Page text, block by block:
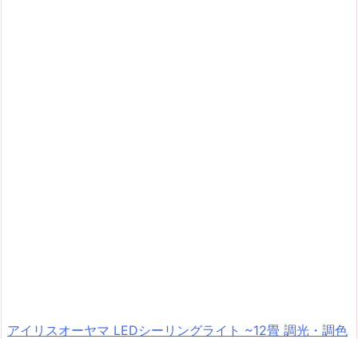
アイリスオーヤマ LEDシーリングライト ~12畳 調光・調色